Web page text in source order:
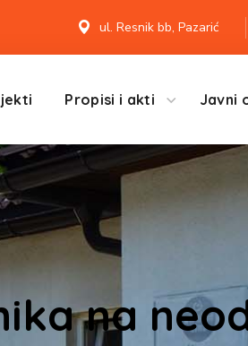
ul. Resnik bb, Pazarić
Propisi i akti Javni
na